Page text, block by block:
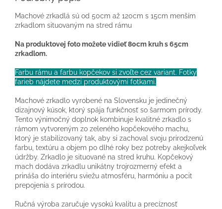
Machové zrkadlá sú od 50cm až 120cm s 15cm menším
zrkadlom situovaným na stred rámu
Na produktovej foto možete vidieť 80cm kruh s 65cm
zrkadlom.
Farbu rámu a farbu kopčekov si zvoľte cez variant. Fotky
farieb nájdete medzi produktovými fotkami.
Machové zrkadlo vyrobené na Slovensku je jedinečný
dizajnový kúsok, ktorý spája funkčnosť so šarmom prírody.
Tento výnimočný doplnok kombinuje kvalitné zrkadlo s
rámom vytvoreným zo zeleného kopčekového machu,
ktorý je stabilizovaný tak, aby si zachoval svoju prirodzenú
farbu, textúru a objem po dlhé roky bez potreby akejkoľvek
údržby. Zrkadlo je situované na stred kruhu. Kopčekový
mach dodáva zrkadlu unikátny trojrozmerný efekt a
prináša do interiéru sviežu atmosféru, harmóniu a pocit
prepojenia s prírodou.
Ručná výroba zaručuje vysokú kvalitu a precíznosť